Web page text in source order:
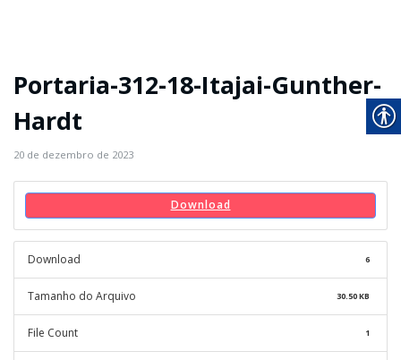
Portaria-312-18-Itajai-Gunther-
Hardt
20 de dezembro de 2023
Download
Download 6
Tamanho do Arquivo 30.50 KB
File Count 1